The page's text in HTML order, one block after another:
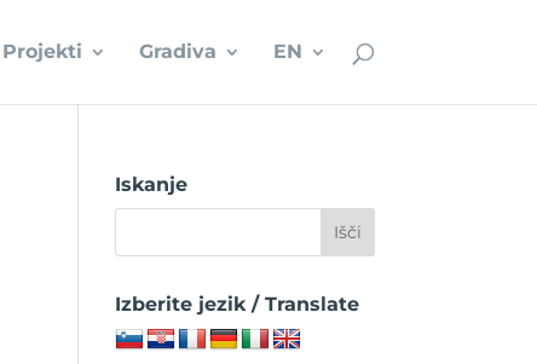
Projekti Gradiva EN
Iskanje
Izberite jezik / Translate